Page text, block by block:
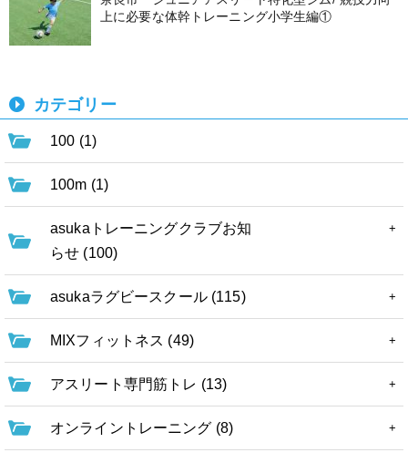
上に必要な体幹トレーニング小学生編①
カテゴリー
100 (1)
100m (1)
asukaトレーニングクラブお知
らせ (100)
asukaラグビースクール (115)
MIXフィットネス (49)
アスリート専門筋トレ (13)
オンライントレーニング (8)